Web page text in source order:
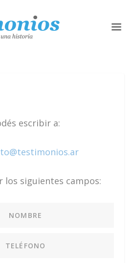
escribir a:
los siguientes campos: